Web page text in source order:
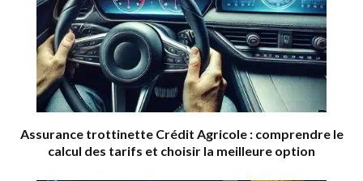
Assurance trottinette Crédit Agricole : comprendre le
calcul des tarifs et choisir la meilleure option